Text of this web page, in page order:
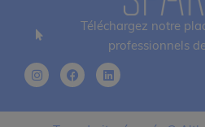
Téléchargez notre
professionnels